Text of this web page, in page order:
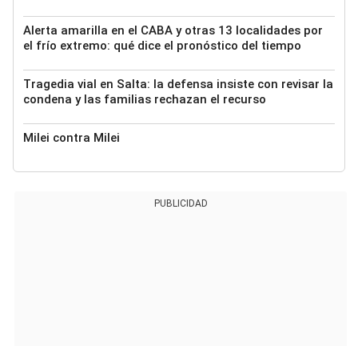
Alerta amarilla en el CABA y otras 13 localidades por
el frío extremo: qué dice el pronóstico del tiempo
Tragedia vial en Salta: la defensa insiste con revisar la
condena y las familias rechazan el recurso
Milei contra Milei
PUBLICIDAD